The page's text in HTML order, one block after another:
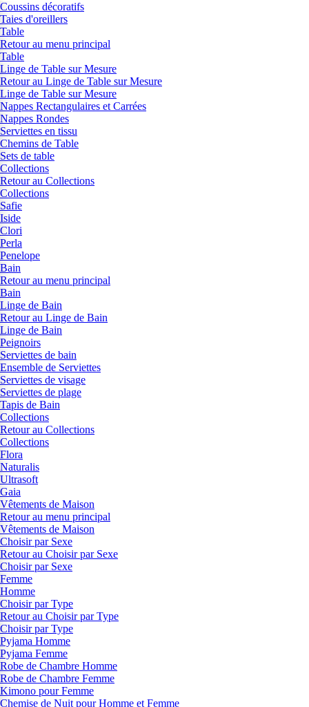
Coussins décoratifs
Taies d'oreillers
Table
Retour au menu principal
Table
Linge de Table sur Mesure
Retour au Linge de Table sur Mesure
Linge de Table sur Mesure
Nappes Rectangulaires et Carrées
Nappes Rondes
Serviettes en tissu
Chemins de Table
Sets de table
Collections
Retour au Collections
Collections
Safie
Iside
Clori
Perla
Penelope
Bain
Retour au menu principal
Bain
Linge de Bain
Retour au Linge de Bain
Linge de Bain
Peignoirs
Serviettes de bain
Ensemble de Serviettes
Serviettes de visage
Serviettes de plage
Tapis de Bain
Collections
Retour au Collections
Collections
Flora
Naturalis
Ultrasoft
Gaia
Vêtements de Maison
Retour au menu principal
Vêtements de Maison
Choisir par Sexe
Retour au Choisir par Sexe
Choisir par Sexe
Femme
Homme
Choisir par Type
Retour au Choisir par Type
Choisir par Type
Pyjama Homme
Pyjama Femme
Robe de Chambre Homme
Robe de Chambre Femme
Kimono pour Femme
Chemise de Nuit pour Homme et Femme